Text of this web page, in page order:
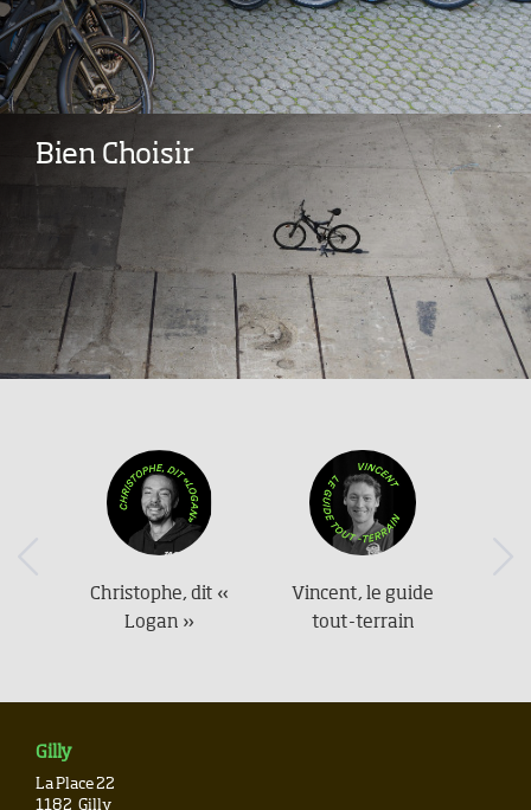
Bien Choisir
Christophe, dit «
Logan »
Vincent, le guide
tout-terrain
Previous
Gilly
La Place 22
1182 Gilly